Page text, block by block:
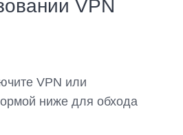
VPN
VPN или
ниже для обхода